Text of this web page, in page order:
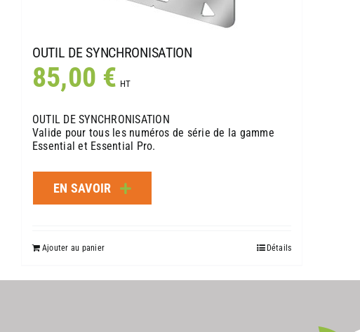
OUTIL DE SYNCHRONISATION
85,00 € HT
OUTIL DE SYNCHRONISATION
Valide pour tous les numéros de série de la gamme
Essential et Essential Pro.
EN SAVOIR
Ajouter au panier Détails